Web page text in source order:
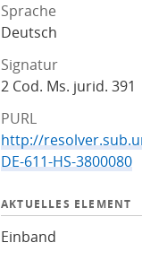
Sprache
Deutsch
Signatur
2 Cod. Ms. jurid. 391
PURL
http://
DE-611-HS-3800080
AKTUELLES ELEMENT
Einband